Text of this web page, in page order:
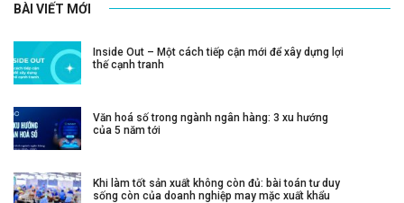
BÀI VIẾT MỚI
Inside Out – Một cách tiếp cận mới để xây dựng lợi
thế cạnh tranh
Văn hoá số trong ngành ngân hàng: 3 xu hướng
của 5 năm tới
Khi làm tốt sản xuất không còn đủ: bài toán tư duy
sống còn của doanh nghiệp may mặc xuất khẩu